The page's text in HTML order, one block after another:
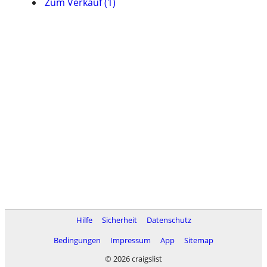
Hilfe Sicherheit
Datenschutz
Bedingungen
Impressum App
Sitemap
© 2026 craigslist